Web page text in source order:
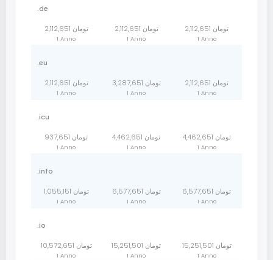
.de
2,112,651 تومان
1 Anno
2,112,651 تومان
1 Anno
2,112,651 تومان
1 Anno
.eu
2,112,651 تومان
1 Anno
3,287,651 تومان
1 Anno
2,112,651 تومان
1 Anno
.icu
937,651 تومان
1 Anno
4,462,651 تومان
1 Anno
4,462,651 تومان
1 Anno
.info
1,055,151 تومان
1 Anno
6,577,651 تومان
1 Anno
6,577,651 تومان
1 Anno
.io
10,572,651 تومان
1 Anno
15,251,501 تومان
1 Anno
15,251,501 تومان
1 Anno